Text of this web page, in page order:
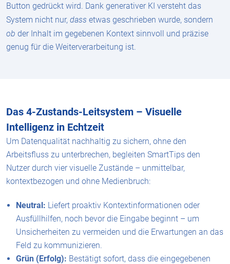
Button gedrückt wird. Dank generativer KI versteht das
System nicht nur, dass etwas geschrieben wurde, sondern
ob der Inhalt im gegebenen Kontext sinnvoll und präzise
genug für die Weiterverarbeitung ist.
Das 4-Zustands-Leitsystem – Visuelle
Intelligenz in Echtzeit
Um Datenqualität nachhaltig zu sichern, ohne den
Arbeitsfluss zu unterbrechen, begleiten SmartTips den
Nutzer durch vier visuelle Zustände – unmittelbar,
kontextbezogen und ohne Medienbruch:
Neutral: Liefert proaktiv Kontextinformationen oder
Ausfüllhilfen, noch bevor die Eingabe beginnt – um
Unsicherheiten zu vermeiden und die Erwartungen an das
Feld zu kommunizieren.
Grün (Erfolg): Bestätigt sofort, dass die eingegebenen